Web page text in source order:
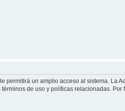
permitirá un amplio acceso al sistema. La
de uso y políticas relacionadas.